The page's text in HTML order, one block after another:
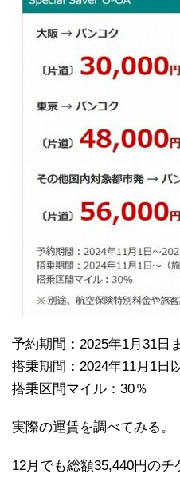
予約期間：2025年1月31日
搭乗期間：2024年11月1日
搭乗区間マイル：30％
実際の運賃を調べてみる。
12月でも総額35,440円のチ